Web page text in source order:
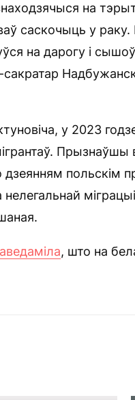
на
саскочыць у
на дарогу і
сакратар
у 2023
Прызнаўшы
польскім
нелегальнай
, што на